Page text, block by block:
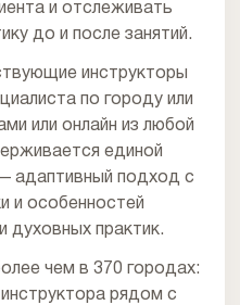
и отслеживать
до и после занятий.
инструкторы
по городу или
или онлайн из любой
единой
адаптивный подход с
и особенностей
духовных практик.
чем в 370 городах:
рядом с